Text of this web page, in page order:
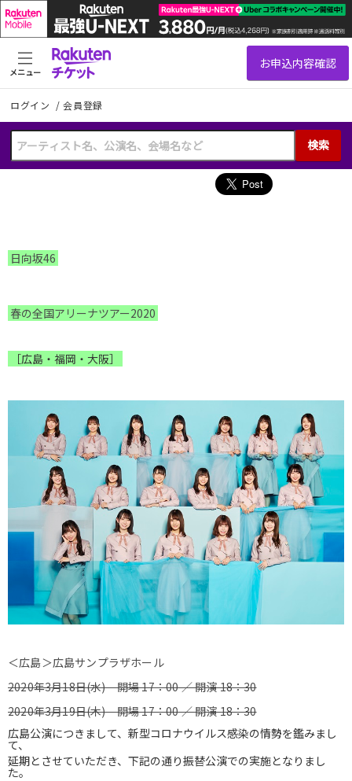
ログイン /会員登録
検索
メニュー
日向坂46
春の全国アリーナツアー2020
［広島・福岡・大阪］
＜広島＞広島サンプラザホール
2020年3月18日(水) 開場 17：00 ／ 開演 18：30
2020年3月19日(木) 開場 17：00 ／ 開演 18：30
広島公演につきまして、 新型コロナウイルス感染の情勢を鑑みまし
て、
延期とさせていただき、 下記の通り振替公演での実施となりまし
た。